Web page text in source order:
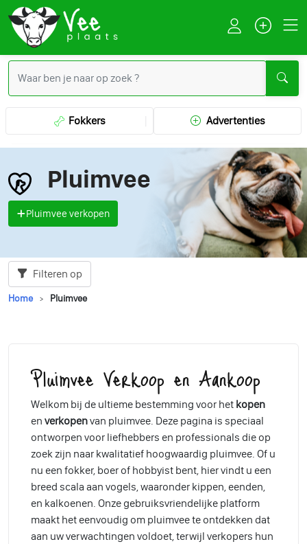
Fokkers Advertenties
Pluimvee
Pluimvee verkopen
Filteren op
Home Pluimvee
Pluimvee Verkoop en Aankoop
Welkom bij de ultieme bestemming voor het kopen
en verkopenvan pluimvee. Deze pagina is speciaal
ontworpen voor liefhebbers en professionals die op
zoek zijn naar kwalitatief hoogwaardig pluimvee. Of u
nu een fokker, boer of hobbyist bent, hier vindt u een
breed scala aan vogels, waaronder kippen, eenden,
en kalkoenen. Onze gebruiksvriendelijke platform
maakt het eenvoudig om pluimvee te ontdekken dat
aan uw verwachtingen voldoet, terwijl verkopers hun